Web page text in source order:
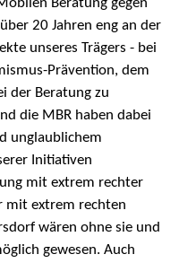
20 Jahren eng an der
unseres Trägers - bei
Prävention, dem
der Beratung zu
die MBR haben dabei
unglaublichem
Initiativen
mit extrem rechter
mit extrem rechten
wären ohne sie und
gewesen. Auch